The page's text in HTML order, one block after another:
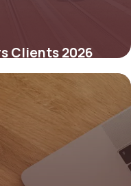
Clients 2026